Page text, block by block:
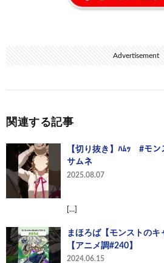
Advertisement
関連する記事
【切り抜き】ﾊﾑｯ #モン
サムネ
2025.08.07
[…]
まほろば【モンストのキ
【アニメ調#240】
2024.06.15